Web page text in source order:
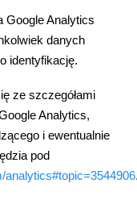
Google Analytics
danych
identyfikację.
ęze szczegółami
Analytics,
ącego i ewentualnie
ędzia pod
analytics#topic=3544906